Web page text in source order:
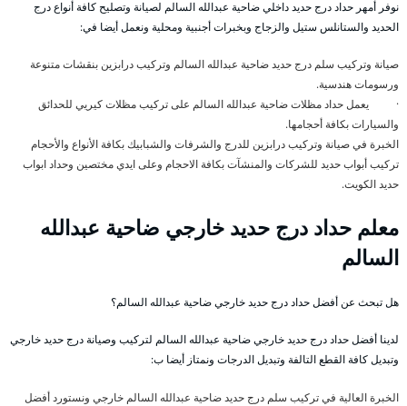
نوفر أمهر حداد درج حديد داخلي ضاحية عبدالله السالم لصيانة وتصليح كافة أنواع درج
الحديد والستانلس ستيل والزجاج وبخبرات أجنبية ومحلية ونعمل أيضا في:
صيانة وتركيب سلم درج حديد ضاحية عبدالله السالم وتركيب درابزين بنقشات متنوعة
ورسومات هندسية.
· يعمل حداد مظلات ضاحية عبدالله السالم على تركيب مظلات كيريي للحدائق
والسيارات بكافة أحجامها.
الخبرة في صيانة وتركيب درابزين للدرج والشرفات والشبابيك بكافة الأنواع والأحجام
تركيب أبواب حديد للشركات والمنشآت بكافة الاحجام وعلى ايدي مختصين وحداد ابواب
حديد الكويت.
معلم حداد درج حديد خارجي ضاحية عبدالله
السالم
هل تبحث عن أفضل حداد درج حديد خارجي ضاحية عبدالله السالم؟
لدينا أفضل حداد درج حديد خارجي ضاحية عبدالله السالم لتركيب وصيانة درج حديد خارجي
وتبديل كافة القطع التالفة وتبديل الدرجات ونمتاز أيضا ب:
الخبرة العالية في تركيب سلم درج حديد ضاحية عبدالله السالم خارجي ونستورد أفضل